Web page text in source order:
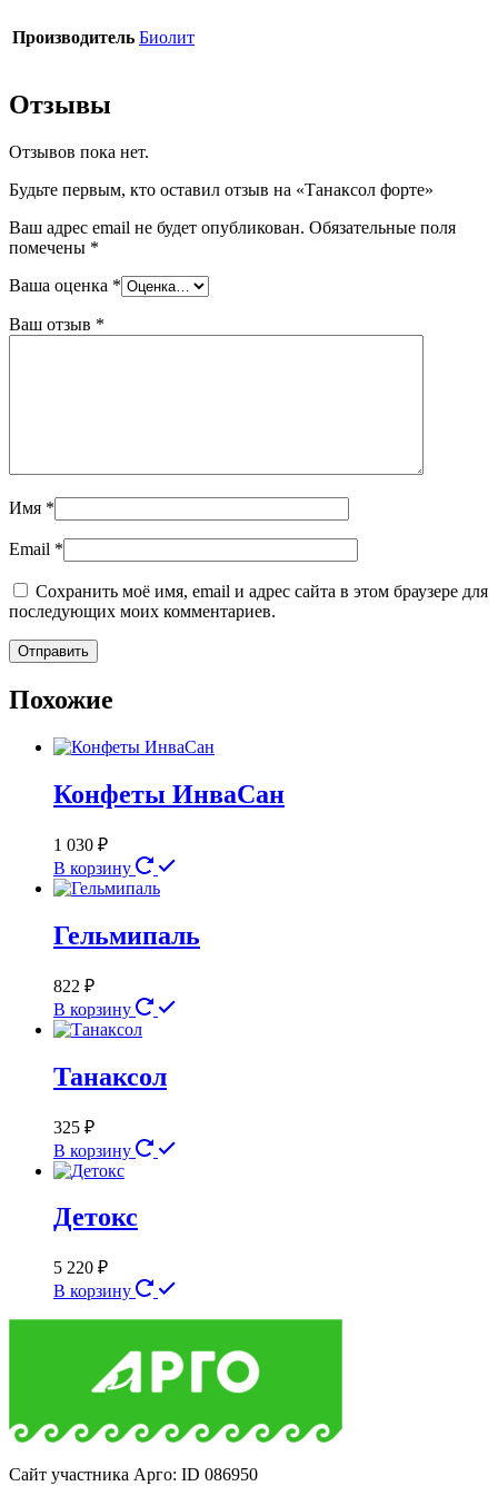
Производитель Биолит
Отзывы
Отзывов пока нет.
Будьте первым, кто оставил отзыв на «Танаксол форте»
Ваш адрес email не будет опубликован. Обязательные поля
помечены *
Ваша оценка *
Ваш отзыв *
Имя *
Email *
Сохранить моё имя, email и адрес сайта в этом браузере для
последующих моих комментариев.
Похожие
Конфеты ИнваСан
1 030 ₽
В корзину
Гельмипаль
822 ₽
В корзину
Танаксол
325 ₽
В корзину
Детокс
5 220 ₽
В корзину
Сайт участника Арго: ID 086950